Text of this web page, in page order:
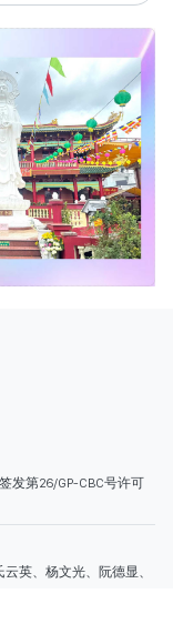
发第26/GP-CBC号许可
英、杨文光、阮德显、